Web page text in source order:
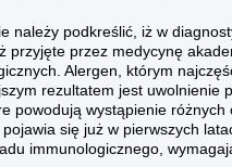
należy podkreślić, iż w
przyjęte przez medycynę
Alergen, którym
rezultatem jest uwolnienie
powodują wystąpienie
się już w pierwszych
immunologicznego,